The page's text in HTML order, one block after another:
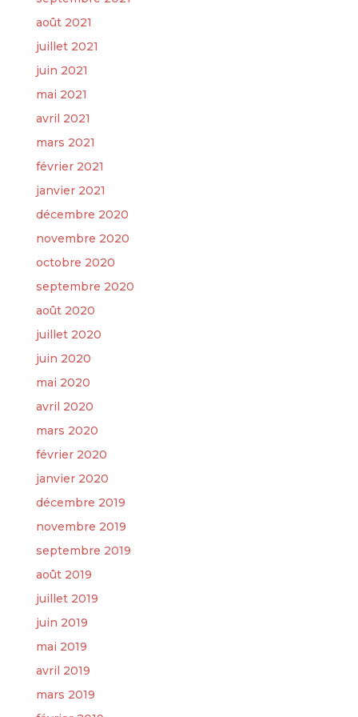
août 2021
juillet 2021
juin 2021
mai 2021
avril 2021
mars 2021
février 2021
janvier 2021
décembre 2020
novembre 2020
octobre 2020
septembre 2020
août 2020
juillet 2020
juin 2020
mai 2020
avril 2020
mars 2020
février 2020
janvier 2020
décembre 2019
novembre 2019
septembre 2019
août 2019
juillet 2019
juin 2019
mai 2019
avril 2019
mars 2019